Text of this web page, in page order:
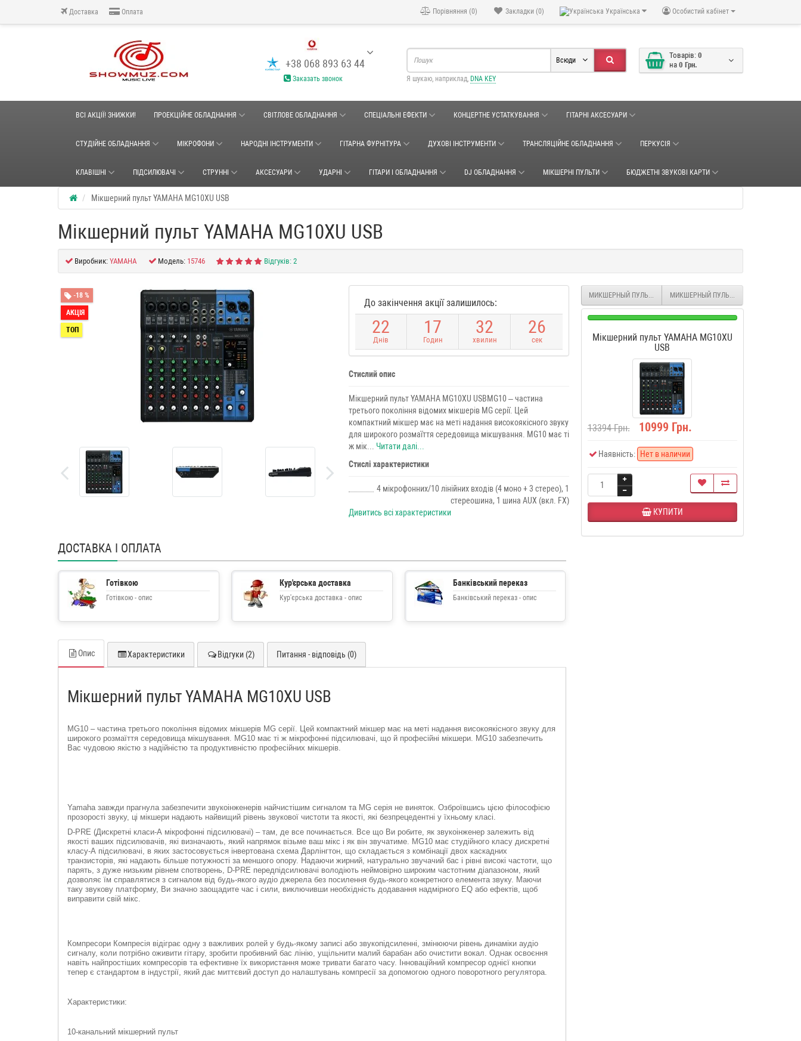
Доставка Оплата Особистий кабінет
Українська
Закладки (0)
Порівняння (0)
+38 068 893 63 44
Заказать звонок
Товарів: 0
на 0 Грн.
Всюди
Я шукаю, наприклад, DNA KEY
ВСІ АКЦІЇ! ЗНИЖКИ! ПРОЕКЦІЙНЕ ОБЛАДНАННЯ СВІТЛОВЕ ОБЛАДНАННЯ СПЕЦІАЛЬНІ ЕФЕКТИ КОНЦЕРТНЕ УСТАТКУВАННЯ ГІТАРНІ АКСЕСУАРИ
СТУДІЙНЕ ОБЛАДНАННЯ МІКРОФОНИ НАРОДНІ ІНСТРУМЕНТИ ГІТАРНА ФУРНІТУРА ДУХОВІ ІНСТРУМЕНТИ ТРАНСЛЯЦІЙНЕ ОБЛАДНАННЯ ПЕРКУСІЯ
КЛАВІШНІ ПІДСИЛЮВАЧІ СТРУННІ АКСЕСУАРИ УДАРНІ ГІТАРИ І ОБЛАДНАННЯ DJ ОБЛАДНАННЯ МІКШЕРНІ ПУЛЬТИ БЮДЖЕТНІ ЗВУКОВІ КАРТИ
Мікшерний пульт YAMAHA MG10XU USB
Мікшерний пульт YAMAHA MG10XU USB
Виробник: YAMAHA Модель: 15746 Відгуків: 2
-18 %
АКЦІЯ
ТОП
До закінчення акції залишилось:
22
Днів
17
Годин
32
хвилин
25
сек
Стислий опис
Мікшерний пульт YAMAHA MG10XU USBMG10 – частина
третього покоління відомих мікшерів MG серії. Цей
компактний мікшер має на меті надання високоякісного звуку
для широкого розмаїття середовища мікшування. MG10 має ті
ж мік... Читати далі...
Стислі характеристики
4 мікрофонних/10 лінійних входів (4 моно + 3 стерео), 1
стереошина, 1 шина AUX (вкл. FX)
Дивитись всі характеристики
МИКШЕРНЫЙ ПУЛЬТ YAMAHA MG16МИКШЕРНЫЙ ПУЛЬТ SOUNDKING MIX04AU
Мікшерний пульт YAMAHA MG10XU
USB
13394 Грн. 10999 Грн.
Наявність: Нет в наличии
КУПИТИ
ДОСТАВКА І ОПЛАТА
Готівкою
Готівкою - опис
Кур'єрська доставка
Кур'єрська доставка - опис
Банківський переказ
Банківський переказ - опис
Опис Характеристики Відгуки (2) Питання - відповідь (0)
Мікшерний пульт YAMAHA MG10XU USB
MG10 – частина третього покоління відомих мікшерів MG серії. Цей компактний мікшер має на меті надання високоякісного звуку для
широкого розмаїття середовища мікшування. MG10 має ті ж мікрофонні підсилювачі, що й професійні мікшери. MG10 забезпечить
Вас чудовою якістю з надійністю та продуктивністю професійних мікшерів.
Yamaha завжди прагнула забезпечити звукоінженерів найчистішим сигналом та MG серія не виняток. Озброївшись цією філософією
прозорості звуку, ці мікшери надають найвищий рівень звукової чистоти та якості, які безпрецедентні у їхньому класі.
D-PRE (Дискретні класи-А мікрофонні підсилювачі) – там, де все починається. Все що Ви робите, як звукоінженер залежить від
якості ваших підсилювачів, які визначають, який напрямок візьме ваш мікс і як він звучатиме. MG10 має студійного класу дискретні
класу-А підсилювачі, в яких застосовується інвертована схема Дарлінгтон, що складається з комбінації двох каскадних
транзисторів, які надають більше потужності за меншого опору. Надаючи жирний, натурально звучачий бас і рівні високі частоти, що
парять, з дуже низьким рівнем спотворень, D-PRE передпідсилювачі володіють неймовірно широким частотним діапазоном, який
дозволяє їм справлятися з сигналом від будь-якого аудіо джерела без посилення будь-якого конкретного елемента звуку. Маючи
таку звукову платформу, Ви значно заощадите час і сили, виключивши необхідність додавання надмірного EQ або ефектів, щоб
виправити свій мікс.
Компресори Компресія відіграє одну з важливих ролей у будь-якому записі або звукопідсиленні, змінюючи рівень динаміки аудіо
сигналу, коли потрібно оживити гітару, зробити пробивний бас лінію, ущільнити малий барабан або очистити вокал. Однак освоєння
навіть найпростіших компресорів та ефективне їх використання може тривати багато часу. Інноваційний компресор однієї кнопки
тепер є стандартом в індустрії, який дає миттєвий доступ до налаштувань компресії за допомогою одного поворотного регулятора.
Характеристики:
10-канальний мікшерний пульт